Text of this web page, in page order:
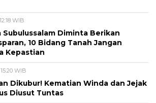
WIB
Subulussalam Diminta Berikan
10 Bidang Tanah Jangan
Kepastian
WIB
Dikubur! Kematian Winda dan Jejak
Diusut Tuntas